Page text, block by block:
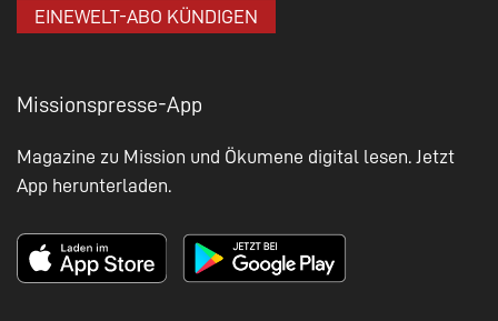
EINEWELT-ABO KÜNDIGEN
Missionspresse-App
Magazine zu Mission und Ökumene digital lesen. Jetzt
App herunterladen.